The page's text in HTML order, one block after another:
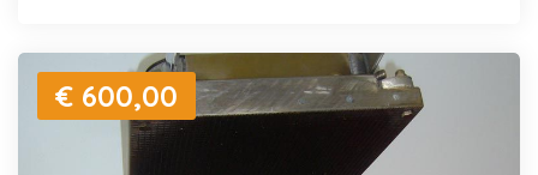
€ 600,00